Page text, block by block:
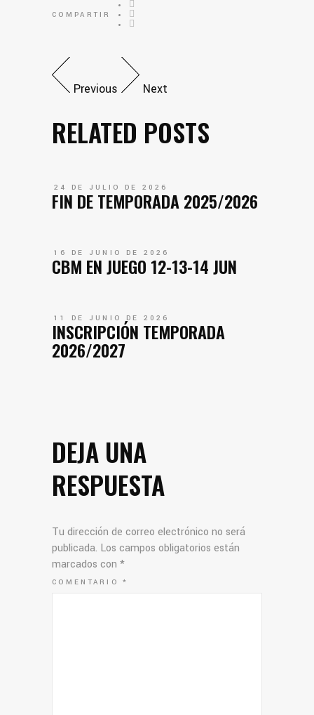
COMPARTIR
Previous Next
RELATED POSTS
24 DE JULIO DE 2026
FIN DE TEMPORADA 2025/2026
16 DE JUNIO DE 2026
CBM EN JUEGO 12-13-14 JUN
11 DE JUNIO DE 2026
INSCRIPCIÓN TEMPORADA
2026/2027
DEJA UNA
RESPUESTA
Tu dirección de correo electrónico no será
publicada. Los campos obligatorios están
marcados con *
COMENTARIO*